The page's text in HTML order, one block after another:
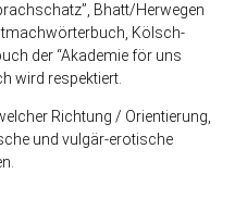
Bhatt/Herwegen
Kölsch-
der “Akademie för uns
wird respektiert.
Richtung / Orientierung,
und vulgär-erotische